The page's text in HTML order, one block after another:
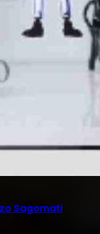
Sagomati